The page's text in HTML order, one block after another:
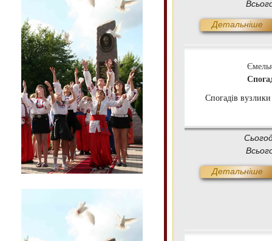
Детальніше
Спогадів вузлики
Детальніше